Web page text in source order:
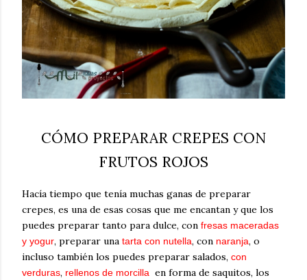
CÓMO PREPARAR CREPES CON
FRUTOS ROJOS
Hacía tiempo que tenía muchas ganas de preparar
crepes, es una de esas cosas que me encantan y que los
puedes preparar tanto para dulce, con fresas maceradas
y yogur, preparar una tarta con nutella, con naranja, o
incluso también los puedes preparar salados, con
verduras, rellenos de morcilla en forma de saquitos, los